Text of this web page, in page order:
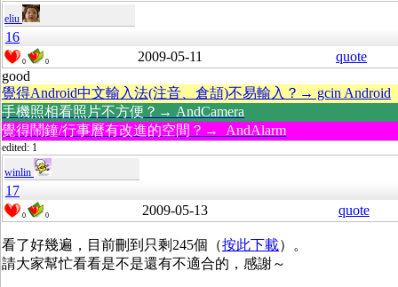
eliu
16
0 0 2009-05-11
quote
good
覺得Android中文輸入法(注音、倉頡)不易輸入？→ gcin Android
手機照相看照片不方便？→ AndCamera
覺得鬧鐘/行事曆有改進的空間？→ AndAlarm
edited: 1
winlin
17
0 0 2009-05-13 quote
看了好幾遍，目前刪到只剩245個（按此下載）。
請大家幫忙看看是不是還有不適合的，感謝～